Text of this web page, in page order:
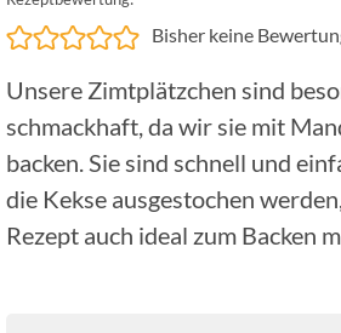
Bisher keine
Unsere Zimtplätzchen sind
schmackhaft, da wir sie mit
backen. Sie sind schnell und
die Kekse ausgestochen
Rezept auch ideal zum Backen